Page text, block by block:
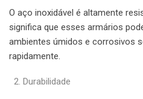
O aço inoxidável é altamente
significa que esses armários
ambientes úmidos e corrosivos
rapidamente.
Durabilidade